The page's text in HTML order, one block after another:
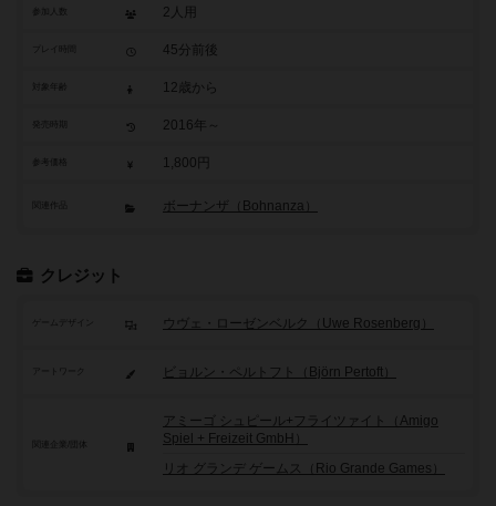
参加人数 2人用
45分前後
12歳から
2016年～
参考価格 1,800円
関連作品 ボーナンザ（Bohnanza）
クレジット
ゲームデザイン ウヴェ・ローゼンベルク（Uwe Rosenberg）
アートワーク ビョルン・ペルトフト（Björn Pertoft）
アミーゴ シュピール+フライツァイト（Amigo
Spiel + Freizeit GmbH）
リオ グランデ ゲームス（Rio Grande Games）